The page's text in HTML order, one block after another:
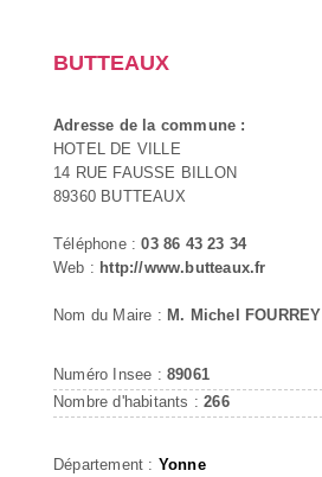
BUTTEAUX
Adresse de la commune :
HOTEL DE VILLE
14 RUE FAUSSE BILLON
89360 BUTTEAUX
Téléphone :03 86 43 23 34
Web : http://www.butteaux.fr
Nom du Maire : M. Michel FOURREY
Numéro Insee : 89061
Nombre d'habitants :266
Département : Yonne